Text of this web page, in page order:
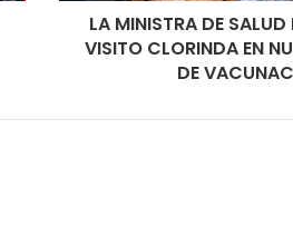
LA MINISTRA DE
VISITO CLORINDA EN
DE